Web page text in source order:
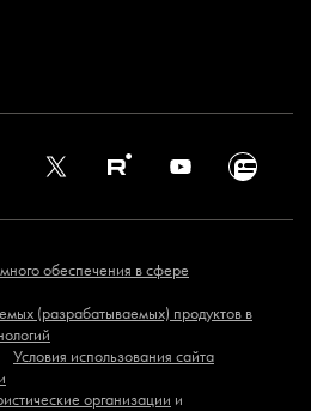
организации и
обеспечения в сфере
(разрабатываемых) продуктов в
Условия использования сайта